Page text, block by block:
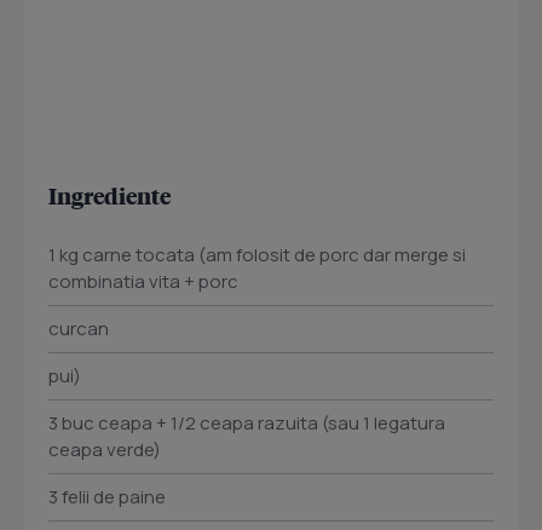
Ingrediente
1 kg carne tocata (am folosit de porc dar merge si
combinatia vita + porc
curcan
pui)
3 buc ceapa + 1/2 ceapa razuita (sau 1 legatura
ceapa verde)
3 felii de paine